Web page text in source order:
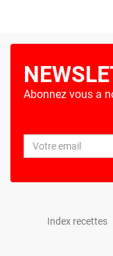
Abonnez vous a
Index recettes